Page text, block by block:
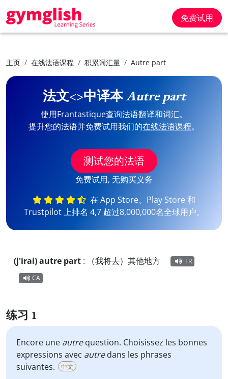
免费试用
主页 在线法语课程 积累词汇量 Autre part
法文<>中译本Autre part
使用Frantastique查询法语翻译和词汇。
提升您的法语并免费试用我们的在线法语课程。
测试您的法语
免费试用, 无购买义务
在 App Store、Play Store 和
Trustpilot 上排名 4,7 超过8,000,000名全球用户。
(j'irai) autre part : （我将去）其他地方
FR
CA
练习 1
Encore une autrequestion. Choisissez les bonnes
expressions avec autredans les phrases
suivantes.
中文